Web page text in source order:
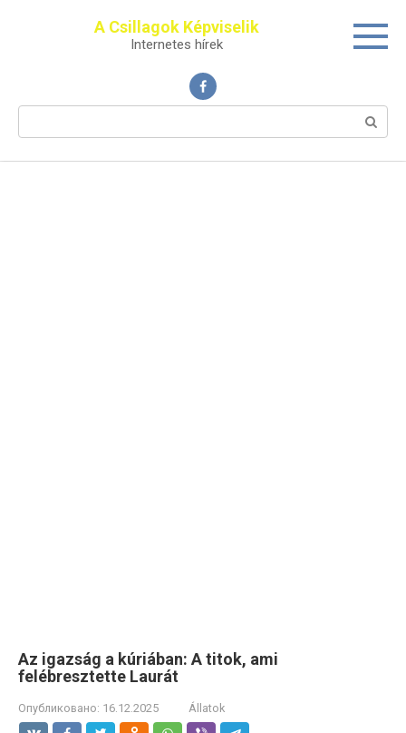
A Csillagok Képviselik
Internetes hírek
Поиск:
Az igazság a kúriában: A titok, ami
felébresztette Laurát
Опубликовано: 16.12.2025 Állatok